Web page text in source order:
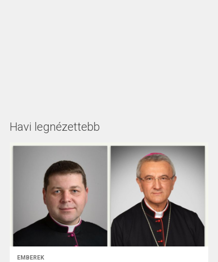
Havi legnézettebb
EMBEREK